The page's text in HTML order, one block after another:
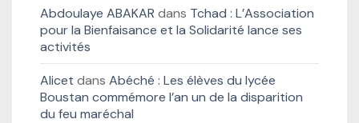
Abdoulaye ABAKAR dans Tchad : L’Association
pour la Bienfaisance et la Solidarité lance ses
activités
Alicet dans Abéché : Les élèves du lycée
Boustan commémore l’an un de la disparition
du feu maréchal